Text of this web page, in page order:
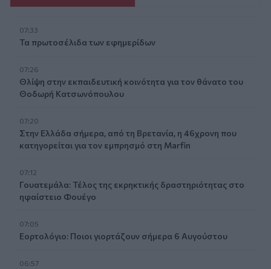
07:33
Τα πρωτοσέλιδα των εφημερίδων
07:26
Θλίψη στην εκπαιδευτική κοινότητα για τον θάνατο του
Θοδωρή Κατσωνόπουλου
07:20
Στην Ελλάδα σήμερα, από τη Βρετανία, η 46χρονη που
κατηγορείται για τον εμπρησμό στη Marfin
07:12
Γουατεμάλα: Τέλος της εκρηκτικής δραστηριότητας στο
ηφαίστειο Φουέγο
07:05
Εορτολόγιο: Ποιοι γιορτάζουν σήμερα 6 Αυγούστου
06:57